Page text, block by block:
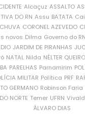
Alcaçuz ASSALTO
DO RN Assu BATATA
CORONEL AZEVEDO
novos Dilma Governo do RN
JARDIM DE PIRANHAS
NATAL Nilda NÉLTER
PARELHAS Parnamirim
MILITAR Política PRF
GERMANO Robinson Faria
NORTE Temer UFRN
ÁLVARO DIAS